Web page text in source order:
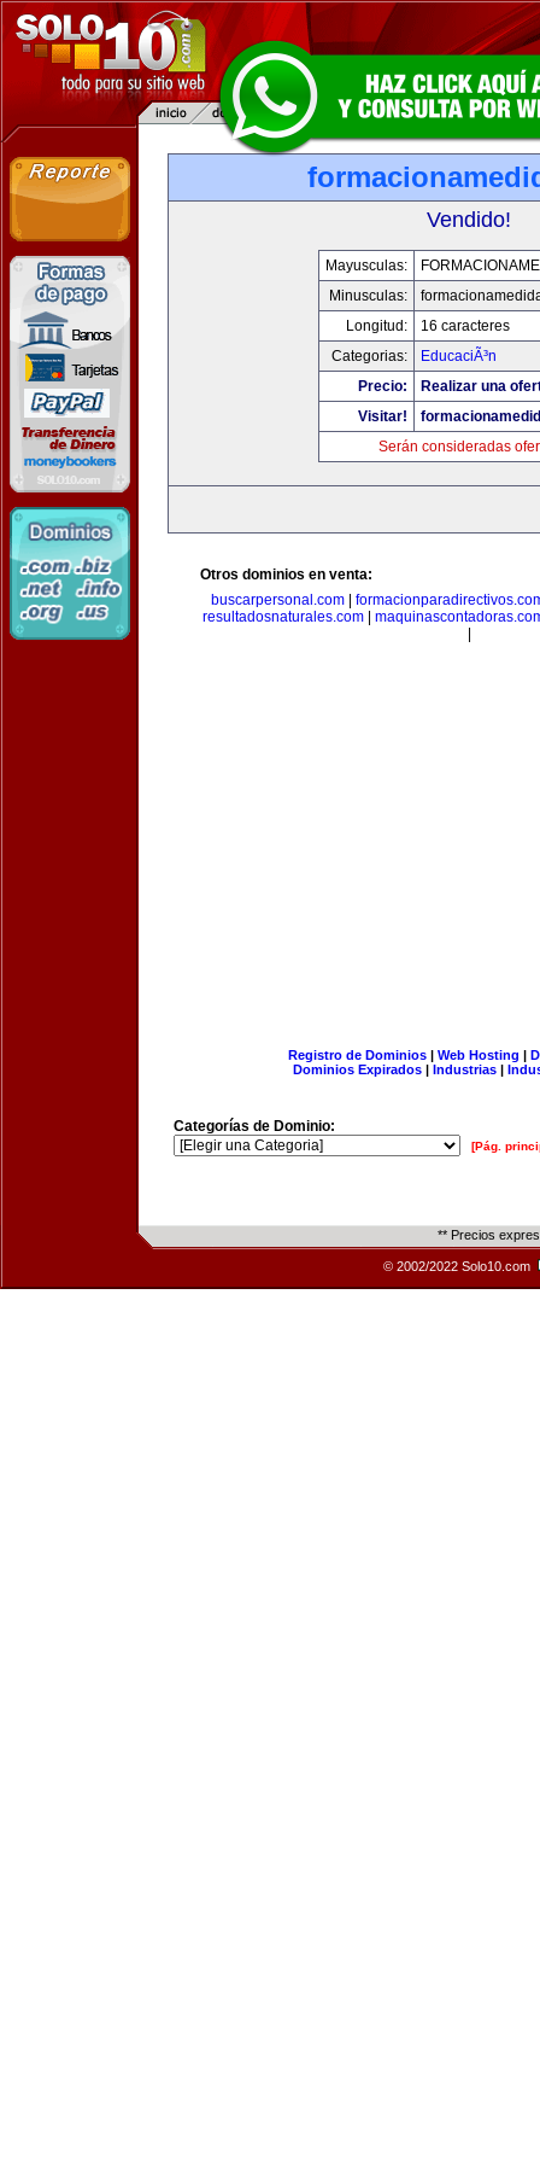
Vendido!
Mayusculas:
Minusculas:
Longitud:
16 caracteres
Categorias:
EducaciÃ³n
Precio:
Realizar una
Visitar!
Serán consideradas
Otros dominios en venta:
buscarpersonal.com|
resultadosnaturales.com|
Registro de Dominios| Web Hosting |
Dominios Expirados | Industrias |
Categorías de Dominio:
[Pág.
** Precios
© 2002/2022 Solo10.com